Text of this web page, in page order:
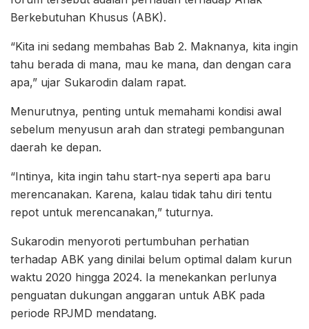
Berkebutuhan Khusus (ABK).
“Kita ini sedang membahas Bab 2. Maknanya, kita ingin
tahu berada di mana, mau ke mana, dan dengan cara
apa,” ujar Sukarodin dalam rapat.
Menurutnya, penting untuk memahami kondisi awal
sebelum menyusun arah dan strategi pembangunan
daerah ke depan.
“Intinya, kita ingin tahu start-nya seperti apa baru
merencanakan. Karena, kalau tidak tahu diri tentu
repot untuk merencanakan,” tuturnya.
Sukarodin menyoroti pertumbuhan perhatian
terhadap ABK yang dinilai belum optimal dalam kurun
waktu 2020 hingga 2024. Ia menekankan perlunya
penguatan dukungan anggaran untuk ABK pada
periode RPJMD mendatang.